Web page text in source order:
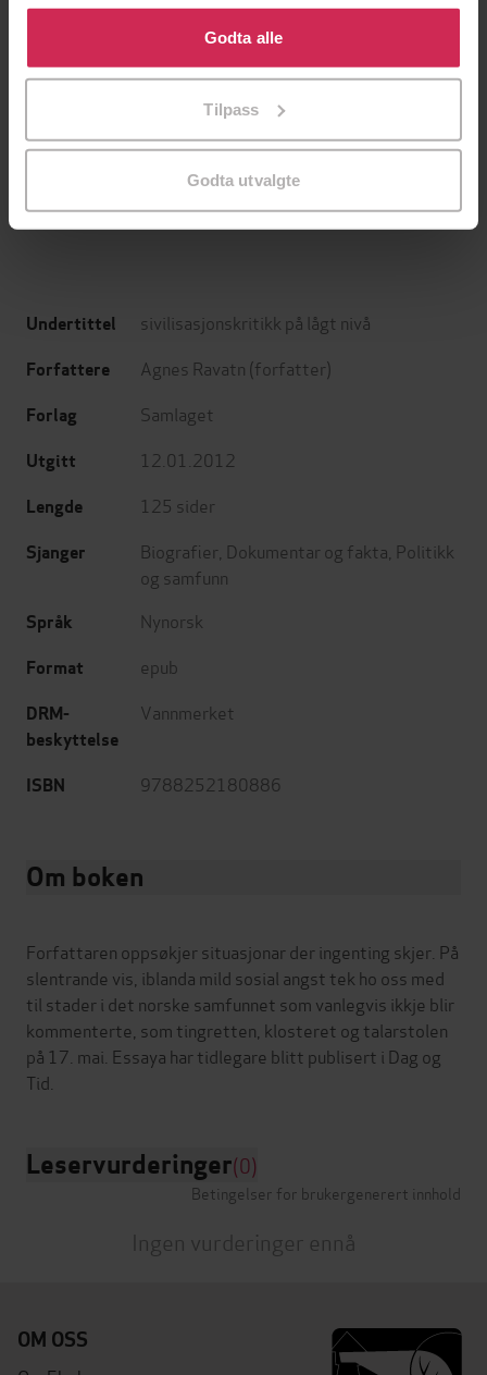
Klikk på «Godta alle» for å gi oss ditt samtykke til å
bruke cookies for alle disse formålene. Du kan også
tilpasse ditt samtykke til spesifikke formål ved å klikke
Godta alle
Tilpass
Godta utvalgte
Fugletribunalet
Agnes Ravatn
Tante Ulrikkes vei
Undertittel sivilisasjonskritikk på lågt nivå
Forfattere Agnes Ravatn (forfatter)
Forlag Samlaget
Utgitt 12.01.2012
Lengde 125 sider
Sjanger Biografier Dokumentar og fakta Politikk
og samfunn
Språk Nynorsk
Format epub
DRM-
beskyttelse
Vannmerket
ISBN 9788252180886
Om boken
Forfattaren oppsøkjer situasjonar der ingenting skjer. På
slentrande vis, iblanda mild sosial angst tek ho oss med
til stader i det norske samfunnet som vanlegvis ikkje blir
kommenterte, som tingretten, klosteret og talarstolen
på 17. mai. Essaya har tidlegare blitt publisert i Dag og
Leservurderinger(0)
Betingelser for brukergenerert innhold
Ingen vurderinger ennå
OM OSS